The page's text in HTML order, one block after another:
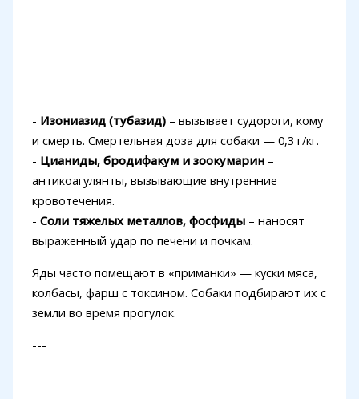
- Изониазид (тубазид)– вызывает судороги, кому
и смерть. Смертельная доза для собаки — 0,3 г/кг.
- Цианиды, бродифакум и зоокумарин–
антикоагулянты, вызывающие внутренние
кровотечения.
- Соли тяжелых металлов, фосфиды– наносят
выраженный удар по печени и почкам.
Яды часто помещают в «приманки» — куски мяса,
колбасы, фарш с токсином. Собаки подбирают их с
земли во время прогулок.
---